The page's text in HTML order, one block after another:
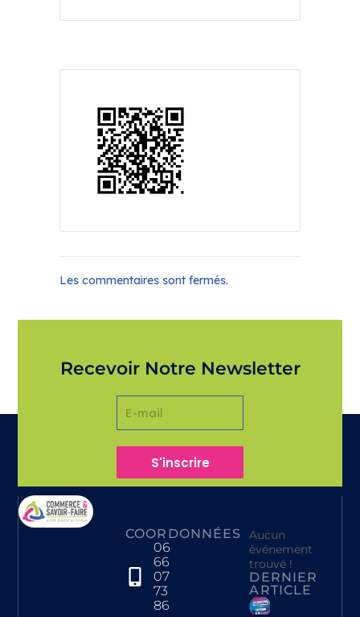
Les commentaires sont fermés.
Recevoir Notre Newsletter
S'inscrire
COORDONNÉES
06
66
07
73
86
Aucun
événement
trouvé !
DERNIER
ARTICLE